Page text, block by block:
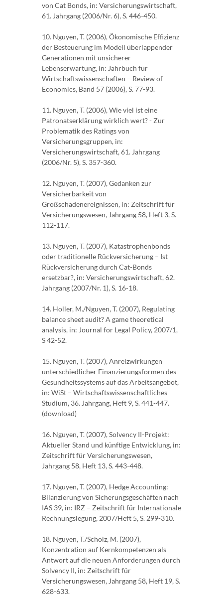
von Cat Bonds, in: Versicherungswirtschaft,
61. Jahrgang (2006/Nr. 6), S. 446-450.
10. Nguyen, T. (2006), Ökonomische Effizienz
der Besteuerung im Modell überlappender
Generationen mit unsicherer
Lebenserwartung, in: Jahrbuch für
Wirtschaftswissenschaften – Review of
Economics, Band 57 (2006), S. 77-93.
11. Nguyen, T. (2006), Wie viel ist eine
Patronatserklärung wirklich wert? - Zur
Problematik des Ratings von
Versicherungsgruppen, in:
Versicherungswirtschaft, 61. Jahrgang
(2006/Nr. 5), S. 357-360.
12. Nguyen, T. (2007), Gedanken zur
Versicherbarkeit von
Großschadenereignissen, in: Zeitschrift für
Versicherungswesen, Jahrgang 58, Heft 3, S.
112-117.
13. Nguyen, T. (2007), Katastrophenbonds
oder traditionelle Rückversicherung – Ist
Rückversicherung durch Cat-Bonds
ersetzbar?, in: Versicherungswirtschaft, 62.
Jahrgang (2007/Nr. 1), S. 16-18.
14. Holler, M./Nguyen, T. (2007), Regulating
balance sheet audit? A game theoretical
analysis, in: Journal for Legal Policy, 2007/1,
S 42-52.
15. Nguyen, T. (2007), Anreizwirkungen
unterschiedlicher Finanzierungsformen des
Gesundheitssystems auf das Arbeitsangebot,
in: WiSt – Wirtschaftswissenschaftliches
Studium, 36. Jahrgang, Heft 9, S. 441-447.
(download)
16. Nguyen, T. (2007), Solvency II-Projekt:
Aktueller Stand und künftige Entwicklung, in:
Zeitschrift für Versicherungswesen,
Jahrgang 58, Heft 13, S. 443-448.
17. Nguyen, T. (2007), Hedge Accounting:
Bilanzierung von Sicherungsgeschäften nach
IAS 39, in: IRZ – Zeitschrift für Internationale
Rechnungslegung, 2007/Heft 5, S. 299-310.
18. Nguyen, T./Scholz, M. (2007),
Konzentration auf Kernkompetenzen als
Antwort auf die neuen Anforderungen durch
Solvency II, in: Zeitschrift für
Versicherungswesen, Jahrgang 58, Heft 19, S.
628-633.